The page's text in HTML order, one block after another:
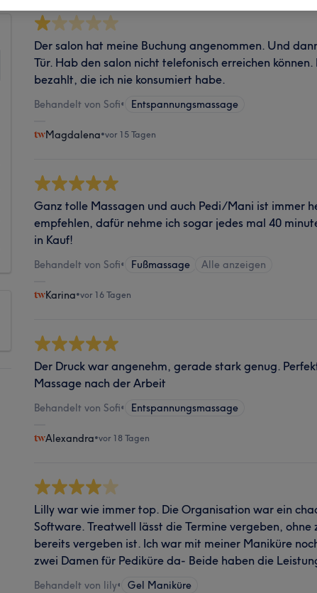
Der salon hat meine Buchung angenommen. Und
Tür. Hab den salon nicht telefonisch erreichen
bezahlt, die ich nie konsumiert habe.
Behandelt von Sofi• Entspannungsmassage
Magdalena•vor 15 Tagen
Ganz tolle Massagen und auch Pedi/Mani ist immer
empfehlen, dafür nehme ich sogar jedes mal 40
in Kauf!
Behandelt von Sofi• Fußmassage Alle anzeigen
Karina•vor 16 Tagen
Der Druck war angenehm, gerade stark genug.
Massage nach der Arbeit
Behandelt von Sofi• Entspannungsmassage
Alexandra•vor 18 Tagen
Lilly war wie immer top. Die Organisation war ein
Software. Treatwell lässt die Termine vergeben, ohne
bereits vergeben ist. Ich war mit meiner Maniküre
zwei Damen für Pediküre da- Beide haben die
Behandelt von lily• Gel Maniküre